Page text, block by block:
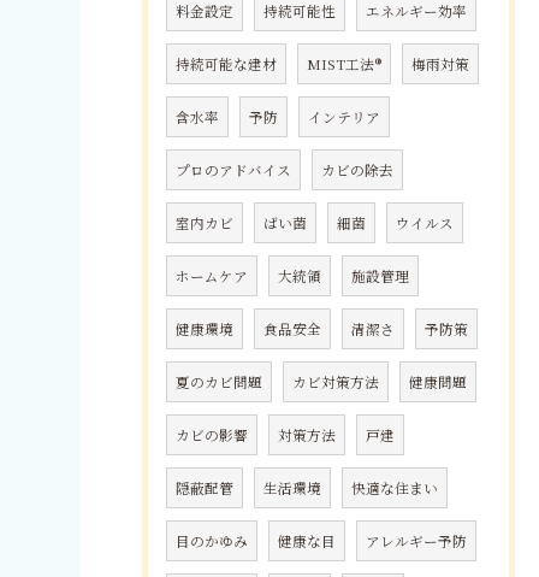
料金設定 持続可能性 エネルギー効率
持続可能な建材 MIST工法® 梅雨対策
含水率 予防 インテリア
プロのアドバイス カビの除去
室内カビ ばい菌 細菌 ウイルス
ホームケア 大統領 施設管理
健康環境 食品安全 清潔さ 予防策
夏のカビ問題 カビ対策方法 健康問題
カビの影響 対策方法 戸建
隠蔽配管 生活環境 快適な住まい
目のかゆみ 健康な目 アレルギー予防